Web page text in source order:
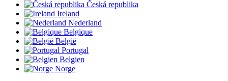
Česká republika
Ireland
Nederland
Belgique
België
Portugal
Belgien
Norge